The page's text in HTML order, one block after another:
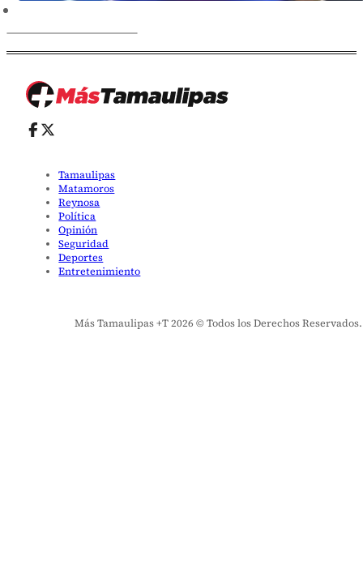
Tamaulipas
Matamoros
Reynosa
Política
Opinión
Seguridad
Deportes
Entretenimiento
Más Tamaulipas +T 2026 © Todos los Derechos